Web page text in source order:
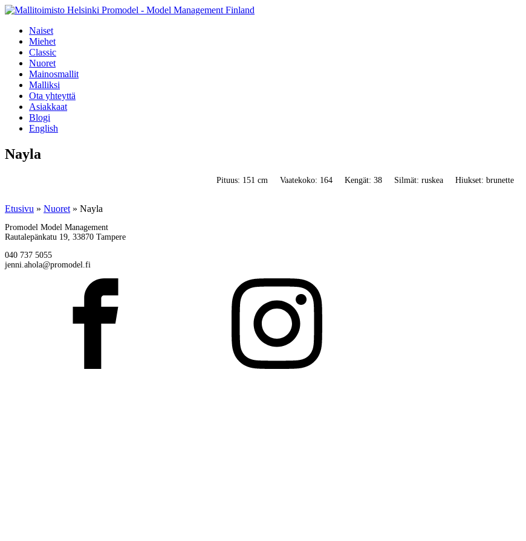
Naiset
Miehet
Classic
Nuoret
Mainosmallit
Malliksi
Ota yhteyttä
Asiakkaat
Blogi
English
Nayla
Pituus: 151 cm Vaatekoko: 164 Kengät: 38 Silmät: ruskea Hiukset: brunette
Etusivu » Nuoret » Nayla
Promodel Model Management
Rautalepänkatu 19, 33870 Tampere
040 737 5055
jenni.ahola@promodel.fi